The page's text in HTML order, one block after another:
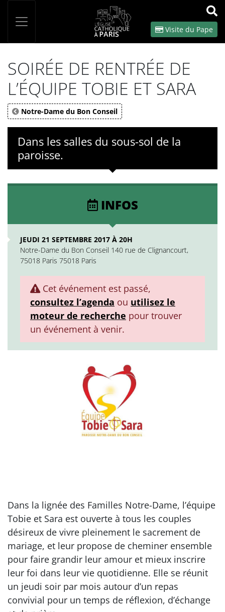
OK
Visite du Pape
SOIRÉE DE RENTRÉE DE
L’ÉQUIPE TOBIE ET SARA
Notre-Dame du Bon Conseil
Dans les salles du sous-sol de la
paroisse.
INFOS
JEUDI 21 SEPTEMBRE 2017 À 20H
Notre-Dame du Bon Conseil 140 rue de Clignancourt,
75018 Paris 75018 Paris
Cet événement est passé,
consultez l’agenda ou utilisez le
moteur de recherche pour trouver
un événement à venir.
Dans la lignée des Familles Notre-Dame, l’équipe
Tobie et Sara est ouverte à tous les couples
désireux de vivre pleinement le sacrement de
mariage, et leur propose de cheminer ensemble
pour faire grandir leur amour et mieux inscrire
leur foi dans leur vie quotidienne. Elle se réunit
un jeudi soir par mois autour d’un repas
convivial pour un temps de réflexion, d’échange
Panneau de gestion des cookies